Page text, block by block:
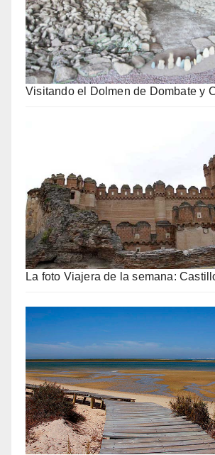
Visitando el Dolmen de Dombate y
La foto Viajera de la semana: